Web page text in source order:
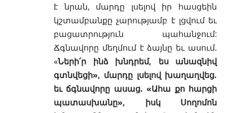
է նրան, մարդը լսելով իր հասցեին
կշտամբանքը չարությամբ է լցվում եւ
բացատրություն պահանջում:
Ճգնավորը մեղմում է ձայնը եւ ասում.
«Ների՛ր ինձ խնդրեմ, ես անազնիվ
գտնվեցի», մարդը լսելով խաղաղվեց.
եւ ճգնավորը ասաց. «Ահա քո հարցի
պատասխանը», իսկ Սողոմոն